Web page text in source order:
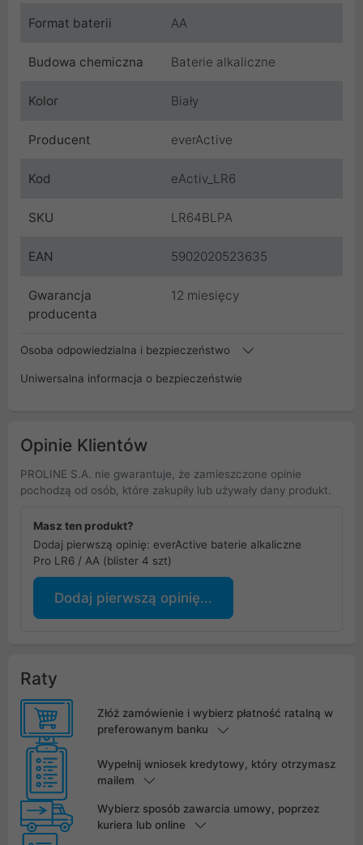
Format baterii AA
Budowa chemiczna Baterie alkaliczne
Kolor Biały
Producent everActive
Kod eActiv_LR6
SKU LR64BLPA
EAN 5902020523635
Gwarancja
producenta
12 miesięcy
Osoba odpowiedzialna i bezpieczeństwo
Uniwersalna informacja o bezpieczeństwie
Opinie Klientów
PROLINE S.A. nie gwarantuje, że zamieszczone opinie
pochodzą od osób, które zakupiły lub używały dany produkt.
Masz ten produkt?
Dodaj pierwszą opinię: everActive baterie alkaliczne
Pro LR6 / AA (blister 4 szt)
Dodaj pierwszą opinię...
Raty
Złóż zamówienie i wybierz płatność ratalną w
preferowanym banku
Wypełnij wniosek kredytowy, który otrzymasz
mailem
Wybierz sposób zawarcia umowy, poprzez
kuriera lub online